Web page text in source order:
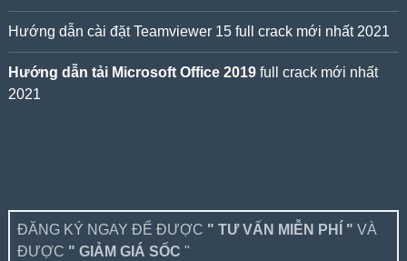
Hướng dẫn cài đặt Teamviewer 15 full crack mới nhất 2021
Hướng dẫn tải Microsoft Office 2019full crack mới nhất
2021
ĐĂNG KÝ NGAY ĐỂ ĐƯỢC " TƯ VẤN MIỄN PHÍ " VÀ
ĐƯỢC " GIẢM GIÁ SỐC "